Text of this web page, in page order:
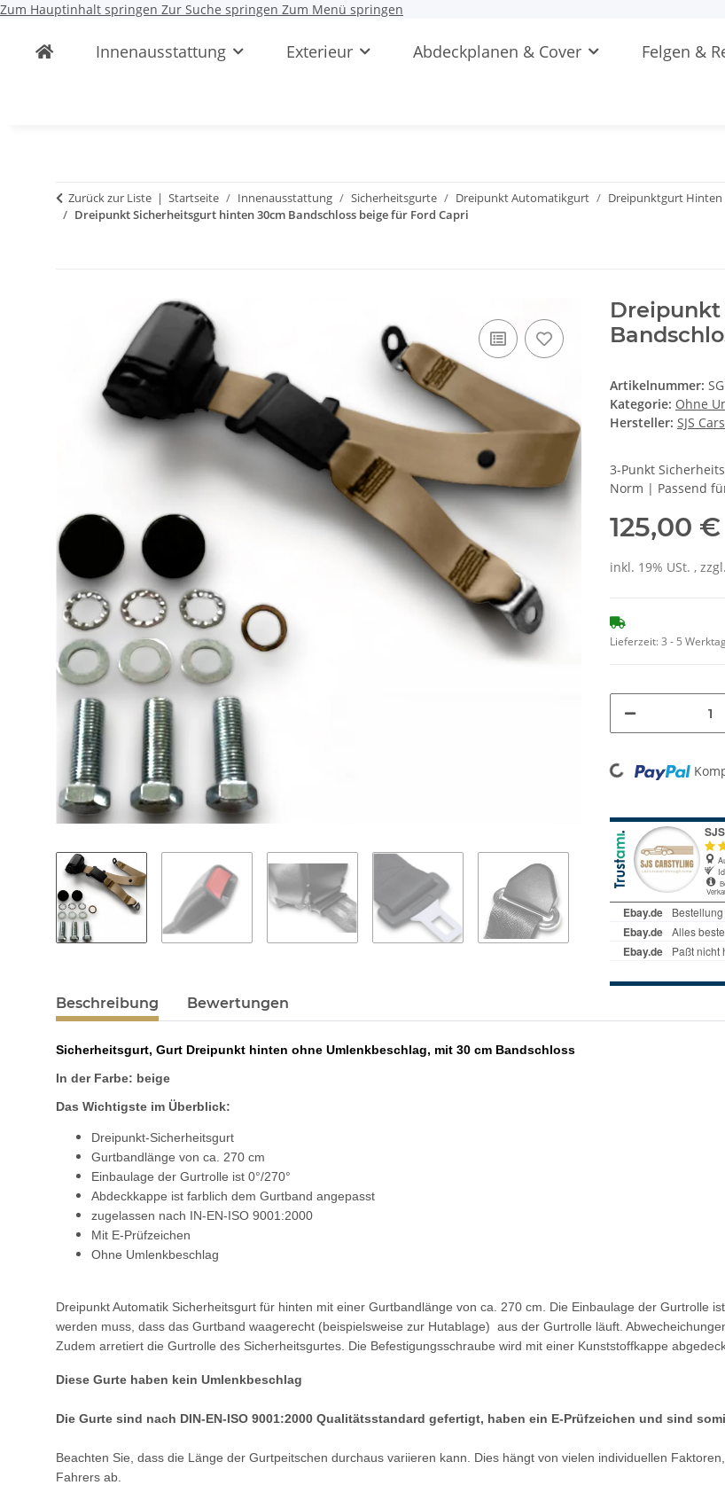
Zum Hauptinhalt springen Zur Suche springen Zum Menü springen
Innenausstattung Exterieur Abdeckplanen & Cover Felgen &
Zurück zur Liste Startseite Innenausstattung Sicherheitsgurte Dreipunkt Automatikgurt Dreipunktgurt Hinten
Dreipunkt Sicherheitsgurt hinten 30cm Bandschloss beige für Ford Capri
Artikelnummer:
Kategorie: Ohne
Hersteller: SJS
3-Punkt
Norm | Passend
125,00 €
inkl. 19% USt. , zzgl.
Lieferzeit:3 - 5
Loading...
Beschreibung Bewertungen
Sicherheitsgurt, Gurt Dreipunkt hinten ohne Umlenkbeschlag, mit 30 cm Bandschloss
In der Farbe: beige
Das Wichtigste im Überblick:
Dreipunkt-Sicherheitsgurt
Gurtbandlänge von ca. 270 cm
Einbaulage der Gurtrolle ist 0°/270°
Abdeckkappe ist farblich dem Gurtband angepasst
zugelassen nach IN-EN-ISO 9001:2000
Mit E-Prüfzeichen
Ohne Umlenkbeschlag
Dreipunkt Automatik Sicherheitsgurt für hinten mit einer Gurtbandlänge von ca. 270 cm. Die Einbaulage der Gurtrolle
werden muss, dass das Gurtband waagerecht (beispielsweise zur Hutablage) aus der Gurtrolle läuft.
Zudem arretiert die Gurtrolle des Sicherheitsgurtes. Die Befestigungsschraube wird mit einer Kunststoffkappe
Diese Gurte haben kein Umlenkbeschlag
Die Gurte sind nach DIN-EN-ISO 9001:2000 Qualitätsstandard gefertigt, haben ein E-Prüfzeichen und sind
Beachten Sie, dass die Länge der Gurtpeitschen durchaus variieren kann. Dies hängt von vielen individuellen
Fahrers ab.